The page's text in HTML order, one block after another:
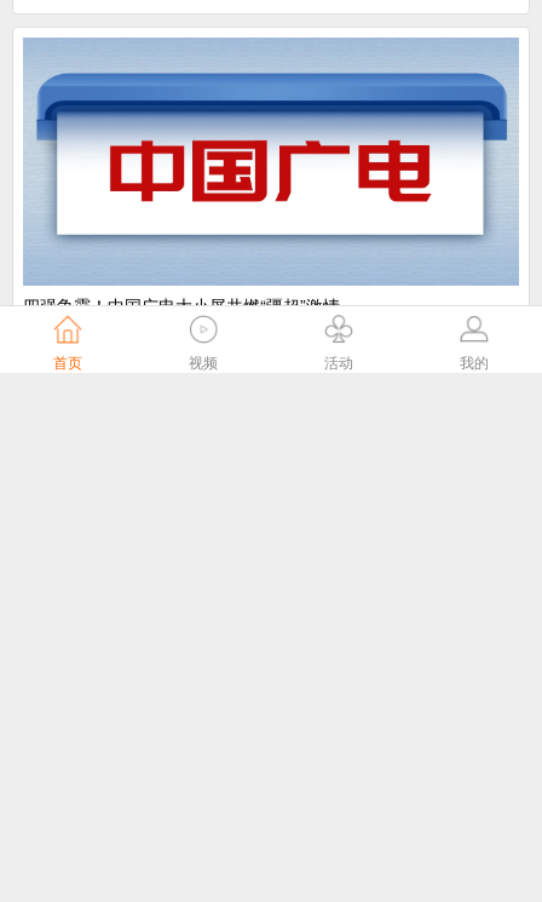
​四强争霸！中国广电大小屏共燃“疆超”激情
中国广电
首页 视频 活动 我的